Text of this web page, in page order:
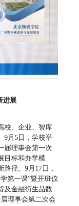
进展
校、企业、智库
9月5日，学校举
届理事会第一次
目标和办学模
径。9月17日，
第一课”暨开班仪
及金融衍生品数
理事会第二次会